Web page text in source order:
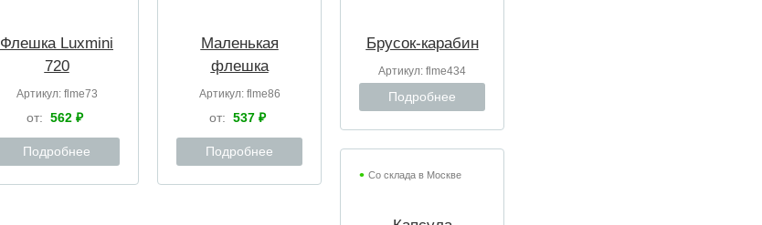
Флешка Luxmini
720
Артикул: flme73
от: 562 ₽
Подробнее
Маленькая
флешка
Артикул: flme86
от: 537 ₽
Подробнее
Брусок-карабин
Артикул: flme434
Подробнее
Со склада в Москве